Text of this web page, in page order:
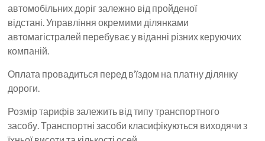
автомобільних доріг залежно від пройденої
відстані. Управління окремими ділянками
автомагістралей перебуває у віданні різних керуючих
компаній.
Оплата провадиться перед в’їздом на платну ділянку
дороги.
Розмір тарифів залежить від типу транспортного
засобу. Транспортні засоби класифікуються виходячи з